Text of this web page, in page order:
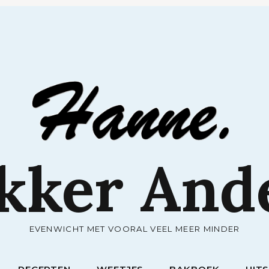
EVENWICHT MET VOORAL VEEL MEER MINDER